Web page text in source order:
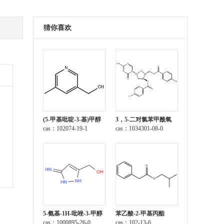
猜你喜欢
(5-甲基吡啶-3-基)甲醇
cas：102074-19-1
3，5-二对氯苯甲酰氧
基-2-脱氧-5-氮杂胞苷
cas：1034301-08-0
5-氨基-1H-吡唑-3-甲醇
cas：1000895-26-0
苯乙酸-2-甲基丙酯
cas：102-13-6